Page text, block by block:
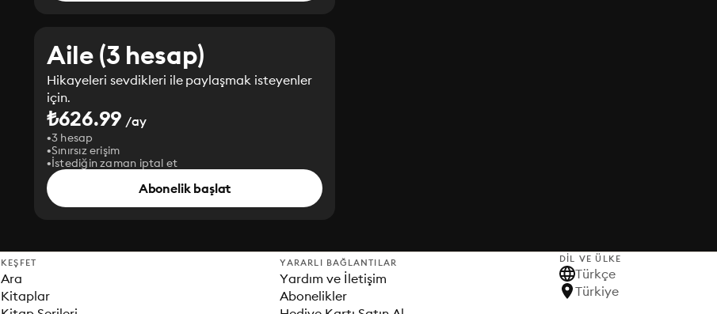
Aile (3 hesap)
Hikayeleri sevdikleri ile paylaşmak isteyenler
için.
₺626.99 /ay
3 hesap
Sınırsız erişim
İstediğin zaman iptal et
Abonelik başlat
KEŞFET
Ara
Kitaplar
YARARLI BAĞLANTILAR
Yardım ve İletişim
Abonelikler
DIL VE ÜLKE
Türkçe
Türkiye